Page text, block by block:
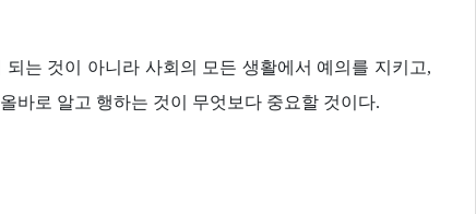
는 것이 아니라 사회의 모든 생활에서 예의를 지키고,
바로 알고 행하는 것이 무엇보다 중요할 것이다.